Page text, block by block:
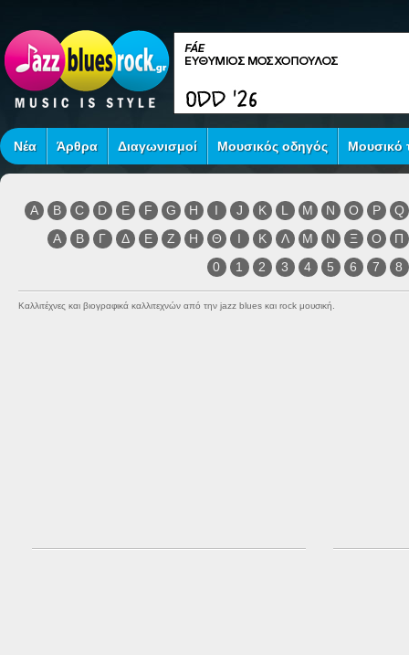
Νέα Άρθρα Διαγωνισμοί Μουσικός οδηγός Μουσικό
A B C D E F G H I J K L M N O P
Q
Α
Β Γ Δ Ε Ζ Η Θ Ι Κ Λ Μ Ν Ξ Ο
Π
0
1 2 3 4 5 6 7 8
Καλλιτέχνες και βιογραφικά καλλιτεχνών από την jazz blues και rock μουσική.